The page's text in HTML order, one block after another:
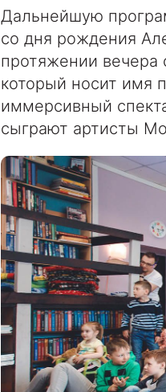
Дальнейшую
со дня рождения
протяжении вечера
который носит имя
иммерсивный
сыграют артисты